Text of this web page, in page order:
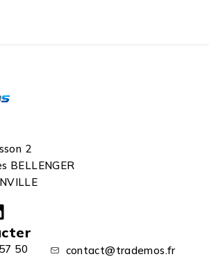
2
BELLENGER
50
contact@trademos.fr